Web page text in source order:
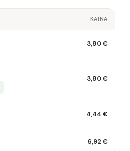
KAINA
3,80 €
3,80 €
4,44 €
6,92 €